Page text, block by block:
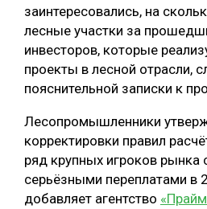
заинтересовались, на
лесные участки за
инвесторов, которые
проекты в лесной отрасли,
пояснительной записки к
Лесопромышленники
корректировки правил
ряд крупных игроков рынка
серьёзными переплатами в
добавляет агентство